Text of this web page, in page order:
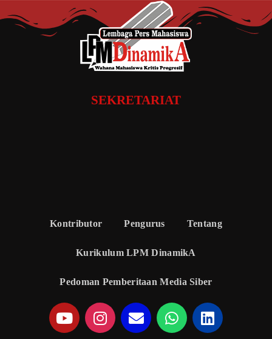
SEKRETARIAT
Kontributor Pengurus Tentang
Kurikulum LPM DinamikA
Pedoman Pemberitaan Media Siber